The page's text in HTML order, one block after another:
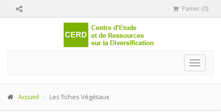
Panier (0)
Toggle
Accueil Les fiches Végétaux